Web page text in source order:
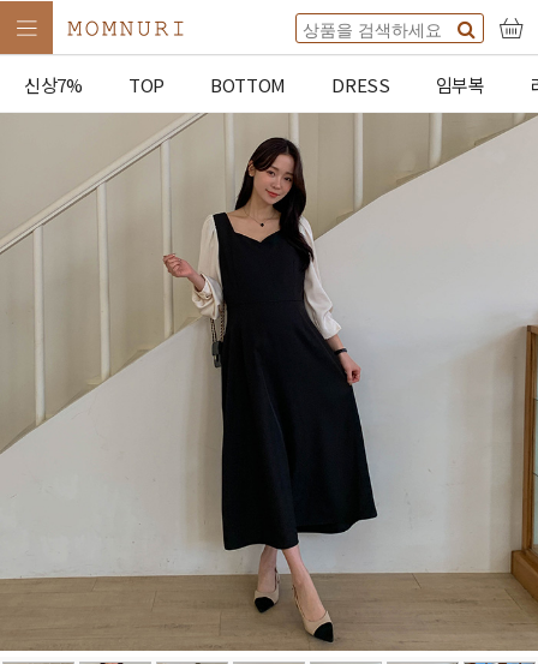
신상7% TOP BOTTOM DRESS 임부복